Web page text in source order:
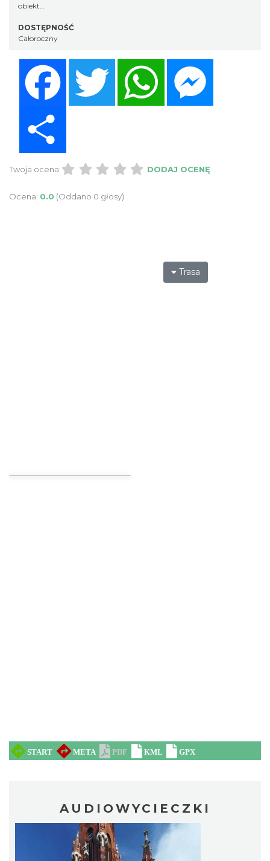
DOSTĘPNOŚĆ
Całoroczny
Twitter WhatsApp
Twoja ocena: DODAJ OCENĘ
Ocena: 0.0 (Oddano 0 głosy)
Trasa
AUDIOWYCIECZKI